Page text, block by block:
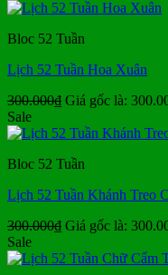
Bloc 52 Tuần
Lịch 52 Tuần Hoa Xuân
300.000₫ Giá gốc là:
Sale
Bloc 52 Tuần
Lịch 52 Tuần Khánh Treo
300.000₫ Giá gốc là:
Sale